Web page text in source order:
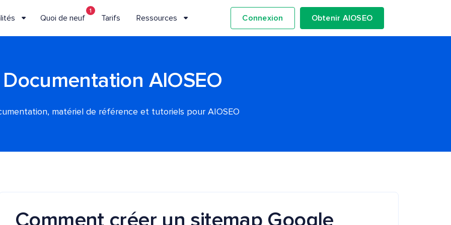
Quoi de neuf
1
Tarifs Ressources Connexion Obtenir AIOSEO
Documentation AIOSEO
matériel de référence et tutoriels pour AIOSEO
Comment créer un sitemap Google